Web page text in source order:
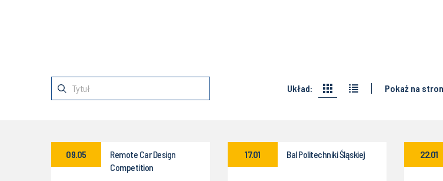
Układ: Pokaż na
Remote Car Design
Competition
09.05 Bal Politechniki Śląskiej
17.01 22.01